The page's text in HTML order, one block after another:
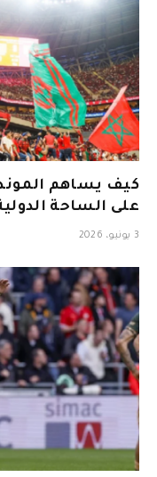
كيف يساهم
على الساحة
3 يونيو، 2026